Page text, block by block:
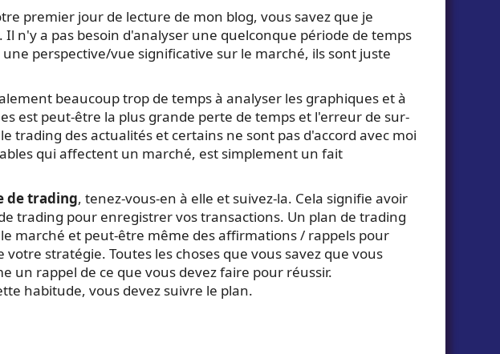
premier jour de lecture de mon blog, vous savez que je
n'y a pas besoin d'analyser une quelconque période de temps
perspective/vue significative sur le marché, ils sont juste
beaucoup trop de temps à analyser les graphiques et à
est peut-être la plus grande perte de temps et l'erreur de sur-
trading des actualités et certains ne sont pas d'accord avec moi
qui affectent un marché, est simplement un fait
de trading, tenez-vous-en à elle et suivez-la. Cela signifie avoir
trading pour enregistrer vos transactions. Un plan de trading
marché et peut-être même des affirmations / rappels pour
stratégie. Toutes les choses que vous savez que vous
un rappel de ce que vous devez faire pour réussir.
habitude, vous devez suivre le plan.